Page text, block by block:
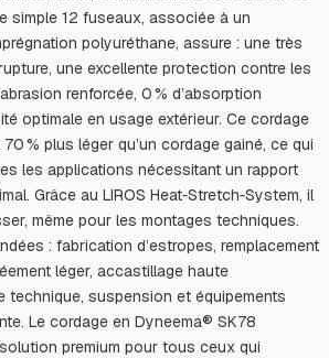
simple 12 fuseaux, associée à un
polyuréthane, assure : une très
une excellente protection contre les
renforcée, 0 % d’absorption
optimale en usage extérieur. Ce cordage
% plus léger qu’un cordage gainé, ce qui
les applications nécessitant un rapport
Grâce au LIROS Heat‑Stretch‑System, il
même pour les montages techniques.
: fabrication d’estropes, remplacement
léger, accastillage haute
technique, suspension et équipements
Le cordage en Dyneema® SK78
premium pour tous ceux qui